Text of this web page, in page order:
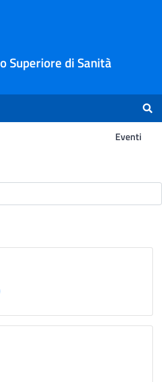
Superiore di Sanità
Eventi
Ricerca -